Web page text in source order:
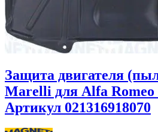
Защита двигателя
Marelli для Alfa Romeo
Артикул 021316918070